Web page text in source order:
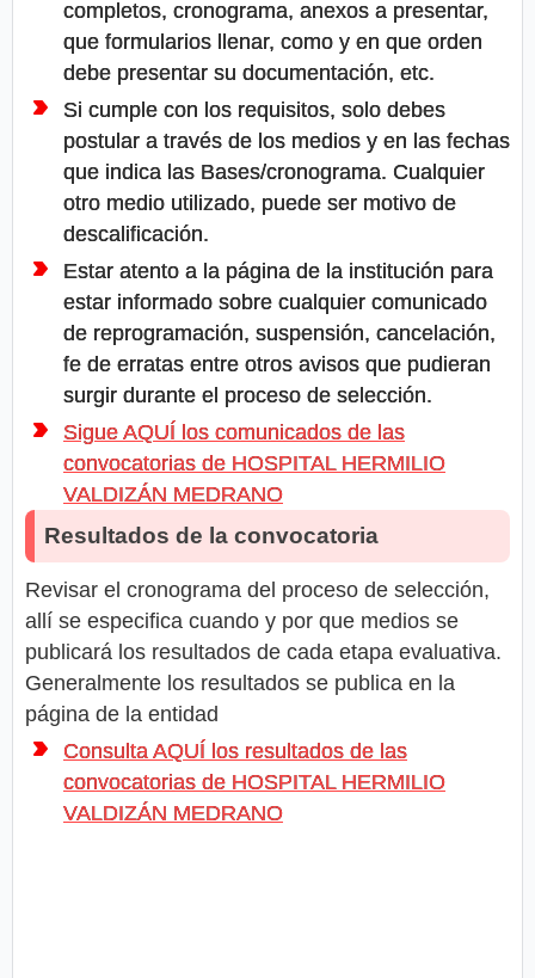
completos, cronograma, anexos a presentar,
que formularios llenar, como y en que orden
debe presentar su documentación, etc.
Si cumple con los requisitos, solo debes
postular a través de los medios y en las fechas
que indica las Bases/cronograma. Cualquier
otro medio utilizado, puede ser motivo de
descalificación.
Estar atento a la página de la institución para
estar informado sobre cualquier comunicado
de reprogramación, suspensión, cancelación,
fe de erratas entre otros avisos que pudieran
surgir durante el proceso de selección.
Sigue AQUÍ los comunicados de las
convocatorias de HOSPITAL HERMILIO
VALDIZÁN MEDRANO
Resultados de la convocatoria
Revisar el cronograma del proceso de selección,
allí se especifica cuando y por que medios se
publicará los resultados de cada etapa evaluativa.
Generalmente los resultados se publica en la
página de la entidad
Consulta AQUÍ los resultados de las
convocatorias de HOSPITAL HERMILIO
VALDIZÁN MEDRANO